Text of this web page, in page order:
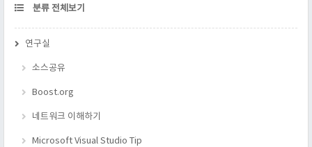
CATEGORY
분류 전체보기
연구실
소스공유
Boost.org
네트워크 이해하기
Microsoft Visual Studio Tip